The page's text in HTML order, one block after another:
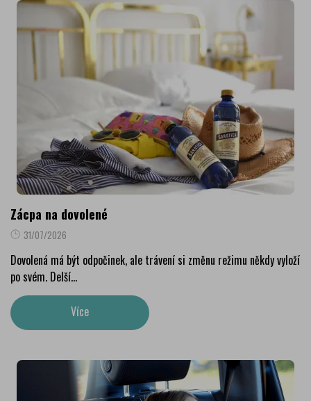
Zácpa na dovolené
31/07/2026
Dovolená má být odpočinek, ale trávení si změnu režimu někdy vyloží
po svém. Delší...
Více